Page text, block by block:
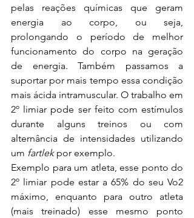
pelas reações químicas que geram
energia ao corpo, ou seja,
prolongando o período de melhor
funcionamento do corpo na geração
de energia. Também passamos a
suportar por mais tempo essa condição
mais ácida intramuscular. O trabalho em
2º limiar pode ser feito com estímulos
durante alguns treinos ou com
alternância de intensidades utilizando
um fartlek por exemplo.
Exemplo para um atleta, esse ponto do
2º limiar pode estar a 65% do seu Vo2
máximo, enquanto para outro atleta
(mais treinado) esse mesmo ponto